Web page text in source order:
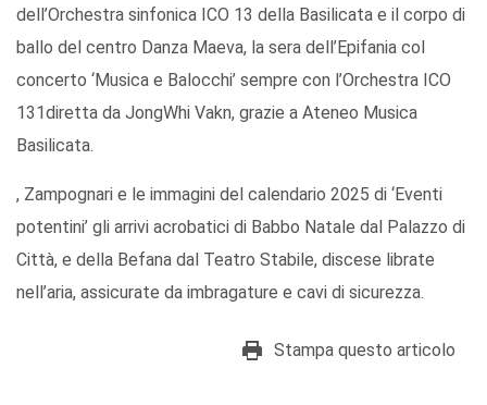
dell’Orchestra sinfonica ICO 13 della Basilicata e il corpo di
ballo del centro Danza Maeva, la sera dell’Epifania col
concerto ‘Musica e Balocchi’ sempre con l’Orchestra ICO
131diretta da JongWhi Vakn, grazie a Ateneo Musica
Basilicata.
, Zampognari e le immagini del calendario 2025 di ‘Eventi
potentini’ gli arrivi acrobatici di Babbo Natale dal Palazzo di
Città, e della Befana dal Teatro Stabile, discese librate
nell’aria, assicurate da imbragature e cavi di sicurezza.
Stampa questo articolo